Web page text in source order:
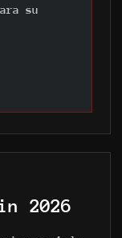
su
2026